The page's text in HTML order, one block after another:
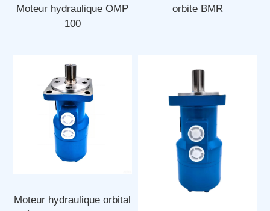
Moteur hydraulique OMP
100
orbite BMR
Moteur hydraulique orbital